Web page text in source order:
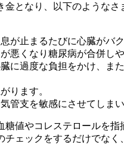
となり、以下のような
止まるたびに心臓がバ
悪くなり糖尿病が合併しや
に過度な負担をかけ、ま
ります。
管支を敏感にさせてしま
値やコレステロールを
ェックをするだけでな